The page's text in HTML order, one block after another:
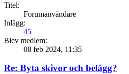
Titel:
Forumanvändare
Inlägg:
45
Blev medlem:
08 feb 2024, 11:35
Re: Byta skivor och belägg?